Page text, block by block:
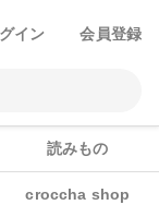
イン 会員登録
読みもの
croccha shop